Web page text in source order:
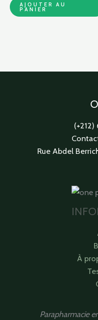
AJOUTER AU
PANIER
Rue Abdel
À
Parapharmacie